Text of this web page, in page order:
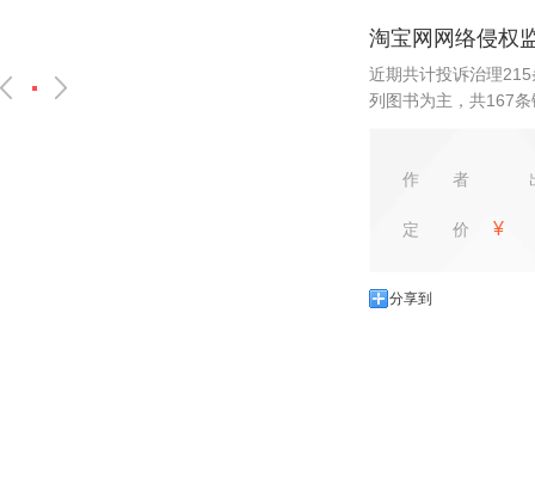
淘宝网网络侵权
近期共计投诉治理
列图书为主，共167
作者
定价 ¥
分享到